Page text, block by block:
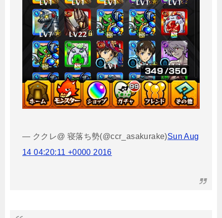
— ククレ@ 寝落ち勢(@ccr_asakurake)Sun Aug
14 04:20:11 +0000 2016